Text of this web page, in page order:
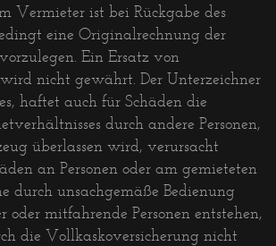
Vermieter ist bei Rückgabe des
eine Originalrechnung der
Ein Ersatz von
nicht gewährt. Der Unterzeichner
haftet auch für Schäden die
durch andere Personen,
überlassen wird, verursacht
an Personen oder am gemieteten
durch unsachgemäße Bedienung
oder mitfahrende Personen entstehen,
die Vollkaskoversicherung nicht